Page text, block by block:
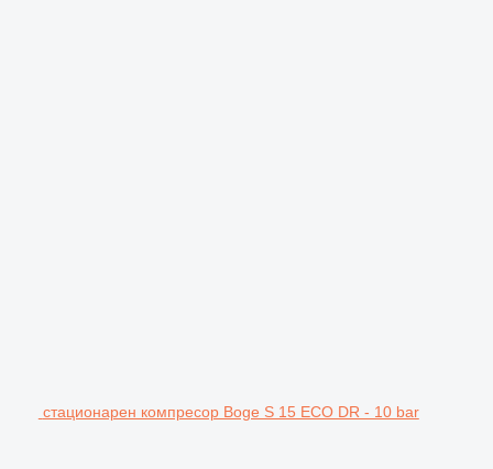
стационарен компресор Boge S 15 ECO DR - 10 bar